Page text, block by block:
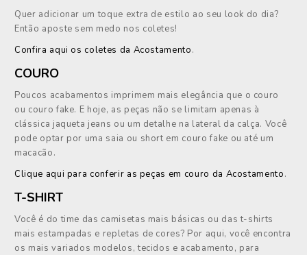
Quer adicionar um toque extra de estilo ao seu look do dia?
Então aposte sem medo nos coletes!
Confira aqui os coletes da Acostamento.
COURO
Poucos acabamentos imprimem mais elegância que o couro
ou couro fake. E hoje, as peças não se limitam apenas à
clássica jaqueta jeans ou um detalhe na lateral da calça. Você
pode optar por uma saia ou short em couro fake ou até um
macacão.
Clique aqui para conferir as peças em couro da Acostamento.
T-SHIRT
Você é do time das camisetas mais básicas ou das t-shirts
mais estampadas e repletas de cores? Por aqui, você encontra
os mais variados modelos, tecidos e acabamento, para